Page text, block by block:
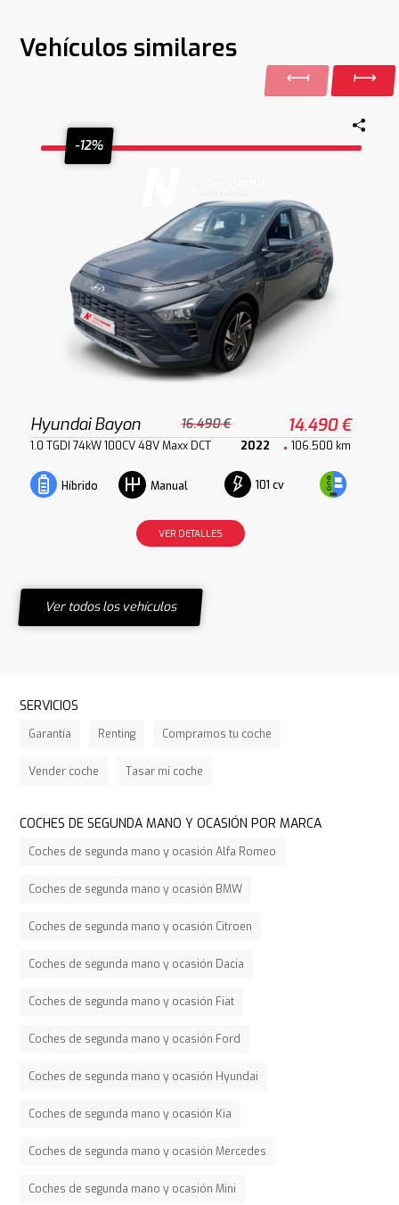
Vehículos similares
-12%
Hyundai Bayon 16.490 € 14.490 €
1.0 TGDI 74kW 100CV 48V Maxx DCT 2022 106.500 km
Híbrido Manual 101 cv
VER DETALLES
Ver todos los vehículos
SERVICIOS
Garantía Renting Compramos tu coche
Vender coche Tasar mi coche
COCHES DE SEGUNDA MANO Y OCASIÓN POR MARCA
Coches de segunda mano y ocasión Alfa Romeo
Coches de segunda mano y ocasión BMW
Coches de segunda mano y ocasión Citroen
Coches de segunda mano y ocasión Dacia
Coches de segunda mano y ocasión Fiat
Coches de segunda mano y ocasión Ford
Coches de segunda mano y ocasión Hyundai
Coches de segunda mano y ocasión Kia
Coches de segunda mano y ocasión Mercedes
Coches de segunda mano y ocasión Mini